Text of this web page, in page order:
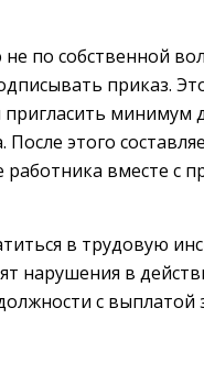
по собственной
приказ.
минимум
этого
вместе с
в трудовую
нарушения в
с выплатой